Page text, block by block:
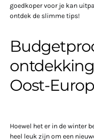
goedkoper voor je kan
ontdek de slimme tips!
Oost-
Hoewel het er in de winter
heel leuk zijn om een